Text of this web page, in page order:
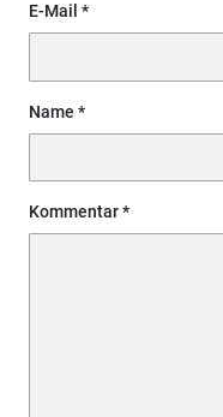
E-Mail
Name
Kommentar